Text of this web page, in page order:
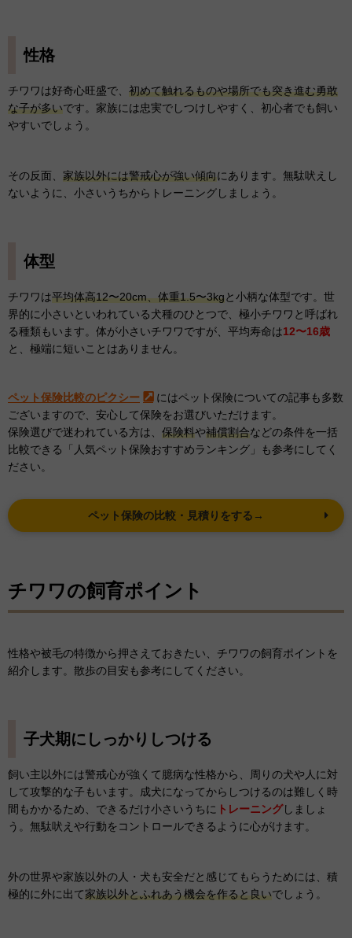
性格
チワワは好奇心旺盛で、 初めて触れるものや場所でも突き進む勇敢
な子が多いです。家族には忠実でしつけしやすく、初心者でも飼い
やすいでしょう。
その反面、 家族以外には警戒心が強い傾向にあります。無駄吠えし
ないように、小さいうちからトレーニングしましょう。
体型
チワワは平均体高12〜20cm、体重1.5〜3kgと小柄な体型です。世
界的に小さいといわれている犬種のひとつで、極小チワワと呼ばれ
る種類もいます。体が小さいチワワですが、平均寿命は12〜16歳
と、極端に短いことはありません。
ペット保険比較のピクシー
にはペット保険についての記事も多数
ございますので、安心して保険をお選びいただけます。
保険選びで迷われている方は、 保険料や補償割合などの条件を一括
比較できる「人気ペット保険おすすめランキング」も参考にしてく
ださい。
ペット保険の比較・見積りをする→
チワワの飼育ポイント
性格や被毛の特徴から押さえておきたい、チワワの飼育ポイントを
紹介します。散歩の目安も参考にしてください。
子犬期にしっかりしつける
飼い主以外には警戒心が強くて臆病な性格から、周りの犬や人に対
して攻撃的な子もいます。成犬になってからしつけるのは難しく時
間もかかるため、できるだけ小さいうちに トレーニングしましょ
う。無駄吠えや行動をコントロールできるように心がけます。
外の世界や家族以外の人・犬も安全だと感じてもらうためには、積
極的に外に出て家族以外とふれあう機会を作ると良いでしょう。